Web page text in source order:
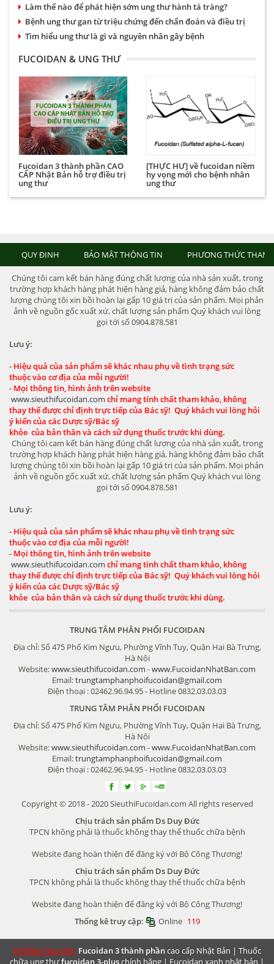
Làm thế nào để phát hiện sớm ung thư hành tá tràng?
Bệnh ung thư gan từ triệu chứng đến chẩn đoán và điều trị
Tìm hiểu ung thư là gì và nguyên nhân gây bệnh
FUCOIDAN & UNG THƯ
Fucoidan 3 thành phần CAO
CẤP Nhật Bản hỗ trợ điều trị
ung thư
[THỰC HƯ] về fucoidan niềm
hy vọng mới cho bệnh nhân
ung thư
QUY ĐỊNH BẢO MẬT THÔNG TIN PHƯƠNG THỨC
Chúng tôi cam kết bán hàng đúng chất lượng của nhà sản xuất, trong
trường hợp khách hàng phát hiện hàng giả, hàng không đảm bảo chất
lượng chúng tôi xin bồi hoàn lại gấp 10 giá trị của sản phẩm. Mọi phản
ảnh về nguồn gốc xuất xứ, chất lượng sản phẩm Quý khách vui lòng
gọi tới số 0904.878.581
Lưu ý:
- Hiệu quả của sản phẩm sẽ khác nhau phụ về tình trạng sức
thuộc vào cơ địa của mỗi người!
- Mọi thông tin, hình ảnh trên website
www.sieuthifucoidan.com chỉ mang tính chất tham khảo, không
thay thế được chỉ định trực tiếp của Bác sỹ! Quý khách vui lòng hỏi
ý kiến của các Dược sỹ/Bác sỹ
khỏe của bản thân và cách sử dụng thuốc trước khi dùng.
Chúng tôi cam kết bán hàng đúng chất lượng của nhà sản xuất, trong
trường hợp khách hàng phát hiện hàng giả, hàng không đảm bảo chất
lượng chúng tôi xin bồi hoàn lại gấp 10 giá trị của sản phẩm. Mọi phản
ảnh về nguồn gốc xuất xứ, chất lượng sản phẩm Quý khách vui lòng
gọi tới số 0904.878.581
Lưu ý:
- Hiệu quả của sản phẩm sẽ khác nhau phụ về tình trạng sức
thuộc vào cơ địa của mỗi người!
- Mọi thông tin, hình ảnh trên website
www.sieuthifucoidan.com chỉ mang tính chất tham khảo, không
thay thế được chỉ định trực tiếp của Bác sỹ! Quý khách vui lòng hỏi
ý kiến của các Dược sỹ/Bác sỹ
khỏe của bản thân và cách sử dụng thuốc trước khi dùng.
TRUNG TÂM PHÂN PHỐI FUCOIDAN
Địa chỉ: Số 475 Phố Kim Ngưu, Phường Vĩnh Tuy, Quận Hai Bà Trưng,
Hà Nội
Website:www.sieuthifucoidan.com -www.FucoidanNhatBan.com
Email:trungtamphanphoifucoidan@gmail.com
Điện thoại : 02462.96.94.95 - Hotline 0832.03.03.03
TRUNG TÂM PHÂN PHỐI FUCOIDAN
Địa chỉ: Số 475 Phố Kim Ngưu, Phường Vĩnh Tuy, Quận Hai Bà Trưng,
Hà Nội
Website:www.sieuthifucoidan.com -www.FucoidanNhatBan.com
Email:trungtamphanphoifucoidan@gmail.com
Điện thoại : 02462.96.94.95 - Hotline 0832.03.03.03
Copyright © 2018 - 2020 SieuthiFucoidan.com All rights reserved
Chịu trách sản phẩm Ds Duy Đức
TPCN không phải là thuốc không thay thế thuốc chữa bệnh
Website đang hoàn thiện để đăng ký với Bộ Công Thương!
Chịu trách sản phẩm Ds Duy Đức
TPCN không phải là thuốc không thay thế thuốc chữa bệnh
Website đang hoàn thiện để đăng ký với Bộ Công Thương!
Thống kê truy cập:
Online 119
Từ khóa hay tìm: Fucoidan 3 thành phầncao cấp Nhật Bản | Thuốc
chữa ung thưfucoidan 3-pluschính hãng | Fucoidan xanh nhật bản |